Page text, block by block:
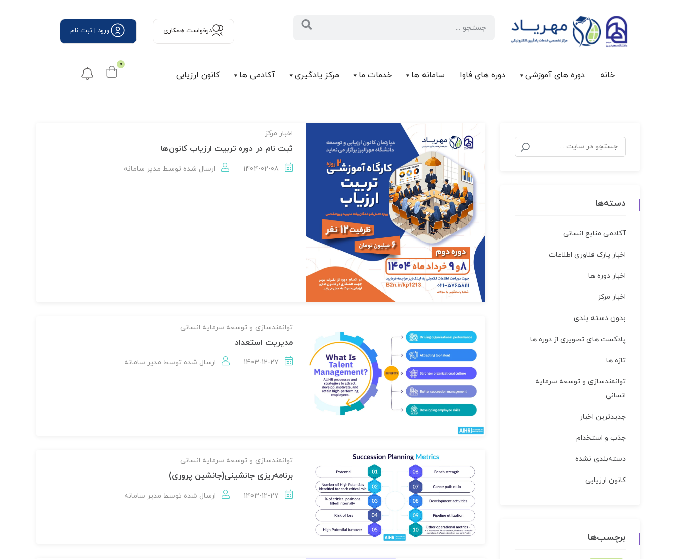
ورود | ثبت نام درخواست همكاری
خانه دوره های آموزشی دوره های فاوا سامانه ها خدمات ما مرکز يادگیری آکادمی ها کانون ارزیابی
0
اخبار مركز
ثبت نام در دوره تربیت ارزیاب کانون‌ها
1404-02-08 ارسال شده توسط مدير سامانه
توانمندسازی و توسعه سرمایه انسانی
مدیریت استعداد
1403-12-27 ارسال شده توسط مدير سامانه
توانمندسازی و توسعه سرمایه انسانی
برنامه‌ریزی جانشینی(جانشین پروری)
1403-12-27 ارسال شده توسط مدير سامانه
دسته‌ها
آکادمی منابع انسانی
اخبار پارک فناوری اطلاعات
اخبار دوره ها
اخبار مركز
بدون دسته بندی
پادکست های تصویری از دوره ها
تازه ها
توانمندسازی و توسعه سرمایه
انسانی
جدیدترین اخبار
جذب و استخدام
دسته‌بندی نشده
کانون ارزیابی
برچسب‌ها